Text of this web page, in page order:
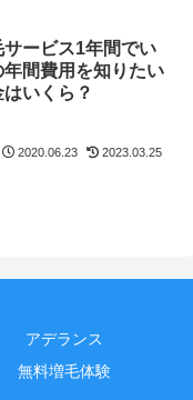
サービス1年間でい
年間費用を知りたい
いくら？
2020.06.23 2023.03.25
アデランス
無料増毛体験